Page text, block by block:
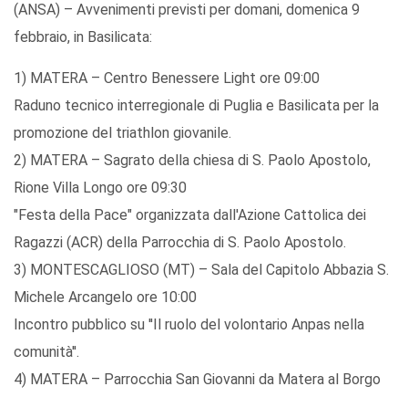
(ANSA) – Avvenimenti previsti per domani, domenica 9
febbraio, in Basilicata:
1) MATERA – Centro Benessere Light ore 09:00
Raduno tecnico interregionale di Puglia e Basilicata per la
promozione del triathlon giovanile.
2) MATERA – Sagrato della chiesa di S. Paolo Apostolo,
Rione Villa Longo ore 09:30
"Festa della Pace" organizzata dall'Azione Cattolica dei
Ragazzi (ACR) della Parrocchia di S. Paolo Apostolo.
3) MONTESCAGLIOSO (MT) – Sala del Capitolo Abbazia S.
Michele Arcangelo ore 10:00
Incontro pubblico su ''Il ruolo del volontario Anpas nella
comunità''.
4) MATERA – Parrocchia San Giovanni da Matera al Borgo